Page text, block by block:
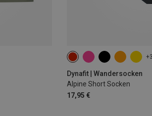
+3
Dynafit | Wandersocken
Alpine Short Socken
17,95 €
39|40|41|42 43|44|45|46